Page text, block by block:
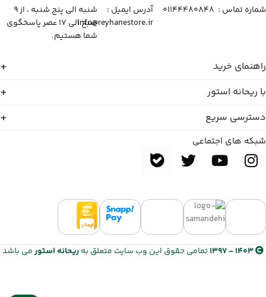
شماره تماس :‌ ۰۱۱۴۴۴۸۰۸۴۸
آدرس ایمیل :‌
info@reyhanestore.ir
شنبه الی پنج شنبه ، از ۹
صبح الی ۱۷ عصر پاسخگوی
شما هستیم.
راهنمای خرید
با ریحانه استور
دسترسی سریع
شبکه های اجتماعی
1403 - 1397 تمامی حقوق این وب سایت متعلق بهریحانه استورمی باشد